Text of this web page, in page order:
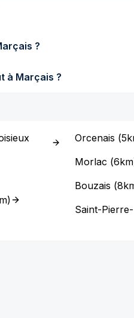
aout à Marçais ?
prochain dimanche 9 aout à Marçais ?
)
Orcenais (
Morlac (6km
Bouzais (
Saint-